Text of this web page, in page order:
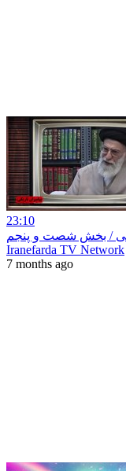
23:10
/ بخش شصت و پنجم
Iranefarda TV Network
7 months ago